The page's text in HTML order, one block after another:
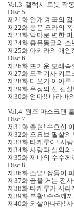
Vol.3 갤럭시 로봇 작
Disc 5
제21화 안개 계곡의
제22화 풍운 오라의
제23화 악마로 변한 미
제24화 종유동굴의 소
제25화 아키라의 애인
Disc 6
제26화 뜨거운 모래속
제27화 도적기사 키로
제28화 미오가 이아루
제29화 우정의 신 필살
제30화 엄마!! 바라바
Vol.4 원조 마스크맨
Disc 7
제31화 출현! 수호신
제32화 오요브 필살의
제33화 타케루여! 사
제34화 사랑과 살의의
제35화 제바의 수수께
Disc 8
제36화 소멸! 쌍둥이
제37화 꿈을 거는 전사
제38화 타케루가 사라
제39화 부활! 수수께
제40화 되살아나라!